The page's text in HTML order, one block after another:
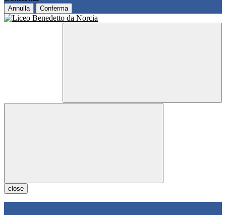
Annulla Conferma
close